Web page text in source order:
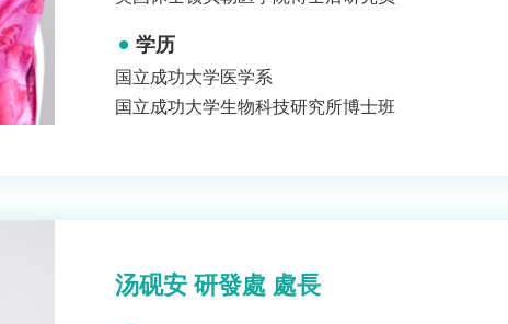
学历
国立成功大学医学系
国立成功大学生物科技研究所博士班
汤砚安 研發處 處長